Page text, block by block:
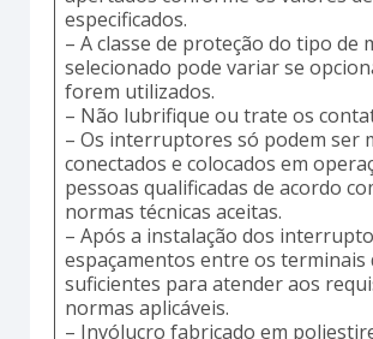
especificados.
– A classe de proteção do tipo de
selecionado pode variar se
forem utilizados.
– Não lubrifique ou trate os
– Os interruptores só podem ser
conectados e colocados em
pessoas qualificadas de acordo
normas técnicas aceitas.
– Após a instalação dos
espaçamentos entre os terminais
suficientes para atender aos
normas aplicáveis.
– Invólucro fabricado em